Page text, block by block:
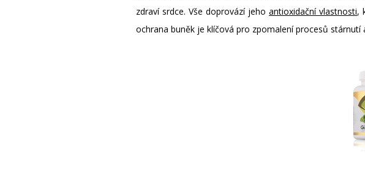
zdraví srdce. Vše doprovází jeho antioxidační vlastnosti,
ochrana buněk je klíčová pro zpomalení procesů stárnutí